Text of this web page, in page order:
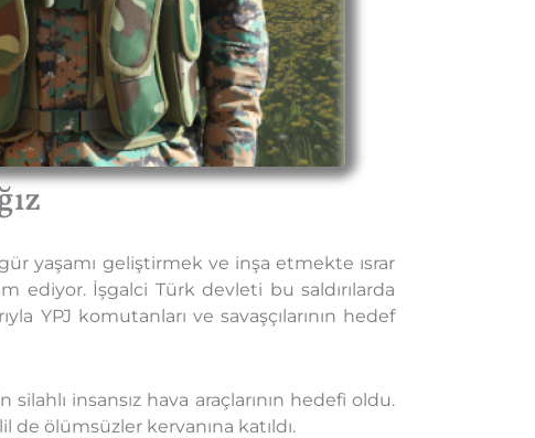
yaşamı geliştirmek ve inşa etmekte ısrar
ediyor. İşgalci Türk devleti bu saldırılarda
YPJ komutanları ve savaşçılarının hedef
insansız hava araçlarının hedefi oldu.
de ölümsüzler kervanına katıldı.